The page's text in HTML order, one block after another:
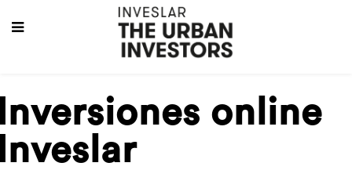
online